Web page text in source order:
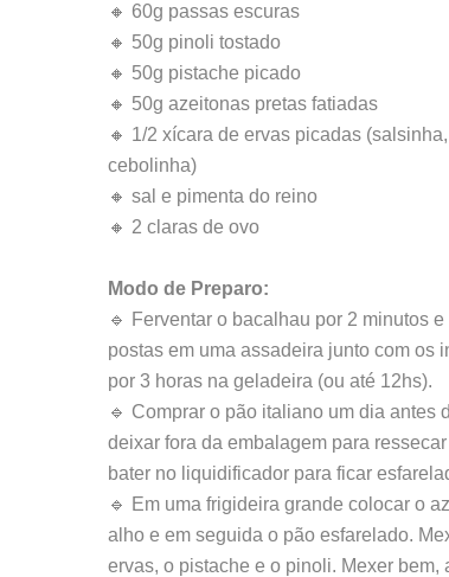
🔸 60g passas escuras
🔸 50g pinoli tostado
🔸 50g pistache picado
🔸 50g azeitonas pretas fatiadas
🔸 1/2 xícara de ervas picadas
cebolinha)
🔸 sal e pimenta do reino
🔸 2 claras de ovo
Modo de Preparo:
🔹 Ferventar o bacalhau por 2 minutos
postas em uma assadeira junto com os
por 3 horas na geladeira (ou até 12hs).
🔹 Comprar o pão italiano um dia antes
deixar fora da embalagem para
bater no liquidificador para ficar
🔹 Em uma frigideira grande colocar o
alho e em seguida o pão esfarelado.
ervas, o pistache e o pinoli. Mexer bem,